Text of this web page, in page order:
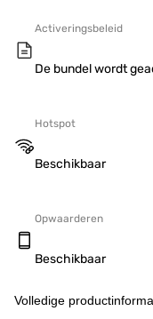
Activeringsbeleid
De bundel wordt
Hotspot
Beschikbaar
Opwaarderen
Beschikbaar
Volledige